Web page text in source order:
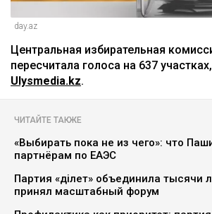
day.az
Центральная избирательная
пересчитала голоса на 637
Ulysmedia.kz.
ЧИТАЙТЕ ТАКЖЕ
«Выбирать пока не из чего»: что
партнёрам по ЕАЭС
Партия «Әділет» объединила
принял масштабный форум